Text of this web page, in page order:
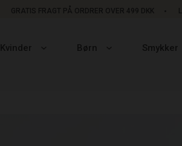
GRATIS FRAGT PÅ ORDRER OVER 499 DKK
Kvinder Børn Smykker